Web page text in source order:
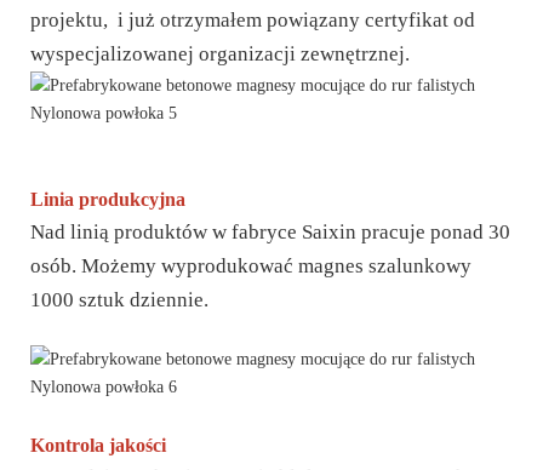
projektu, i już otrzymałem powiązany certyfikat od
wyspecjalizowanej organizacji zewnętrznej.
Linia produkcyjna
Nad linią produktów w fabryce Saixin pracuje ponad 30
osób. Możemy wyprodukować magnes szalunkowy
1000 sztuk dziennie.
Kontrola jakości